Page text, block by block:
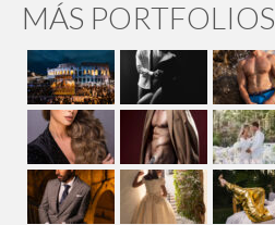
MÁS PORTFOLIOS